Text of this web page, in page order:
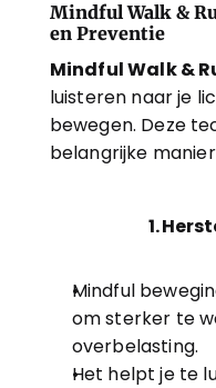
Mindful Walk &
en Preventie
Mindful Walk &
luisteren naar je
bewegen. Deze
belangrijke
1.
Mindful
om sterker te
overbelasting.
Het helpt je te